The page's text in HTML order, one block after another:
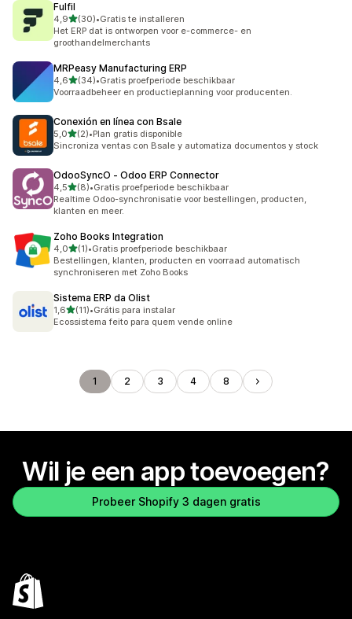
Fulfil
4,9van 5 sterren
(30)
30 recensies in totaal
•Gratis te installeren
Het ERP dat is ontworpen voor e-commerce- en
groothandelmerchants
MRPeasy Manufacturing ERP
4,6van 5 sterren
(34)
34 recensies in totaal
•Gratis proefperiode beschikbaar
Voorraadbeheer en productieplanning voor producenten.
Conexión en línea con Bsale
5,0van 5 sterren
(2)
2 recensies in totaal
•Plan gratis disponible
Sincroniza ventas con Bsale y automatiza documentos y stock
OdooSyncO ‑ Odoo ERP Connector
4,5van 5 sterren
(8)
8 recensies in totaal
•Gratis proefperiode beschikbaar
Realtime Odoo-synchronisatie voor bestellingen, producten,
klanten en meer.
Zoho Books Integration
4,0van 5 sterren
(1)
1 recensies in totaal
•Gratis proefperiode beschikbaar
Bestellingen, klanten, producten en voorraad automatisch
synchroniseren met Zoho Books
Sistema ERP da Olist
1,6van 5 sterren
(11)
11 recensies in totaal
•Grátis para instalar
Ecossistema feito para quem vende online
1 2 3 4 8
Wil je een app toevoegen?
Probeer Shopify 3 dagen gratis